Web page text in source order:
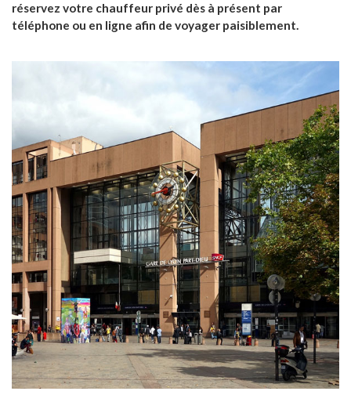
réservez votre chauffeur privé dès à présent par
téléphone ou en ligne afin de voyager paisiblement.